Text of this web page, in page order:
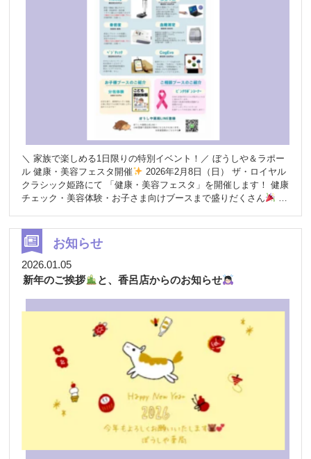
個人情報は残りません
笑顔の「数」や「時
間」だけをカウント お顔のデータを保存したり、誰かを特定した
りすることはありません。どうぞ安心して、いつも通り薬局をご
しや薬局は、地域の皆さまにとって「困ったときに相談できる場
所」「ほっとできる場所」でありたいと考えてきました。 Smiral
た方の笑顔が、そのまま社会貢献につながる 地域のWell-
being（心地よさ・安心感）の向上に寄与できる といった新たな
価値をお届けできると考えています。 薬局で生まれた笑顔が、ど
後は、笑顔データを通じた店舗ごとのコミュニケーション活性化
や、地域連携イベントでの活用なども検討しながら、薬局を起点
としたWell-beingづくりを、さらに広げていく予定です。 ぜひ、
いつものご来局の中でSmiral（スマイラル）を体験してみてくだ
さい
＼ 家族で楽しめる1日限りの特別イベント！／ ぼうしや＆ラポー
ル 健康・美容フェスタ開催
クラシック姫路にて 「健康・美容フェスタ」を開催します！ 健康
チェック・美容体験・お子さま向けブースまで盛りだくさん
「子どもと一緒に楽しめるイベントを探している」 そんな方にぴ
ったり
ご家族・ご友人と一緒に、ぜひお気軽にご来場くださ
い！ イベント概要 日時：2026年2月8日（日）10:00〜16:00 会
場：ザ・ロイヤルクラシック姫路 3階 ぺルルブラン （兵庫県姫路
（ストレスチェック付き） 骨密度測定 血糖測定 ベジチェック
（野菜摂取量チェック） CogEvo（認知機能チェック） ※一部有
料／年齢制限あり ※LINE登録で無料になる測定もあります
お子さまも大満足！ 薬剤師なりきり♪ 分包体験 白衣を着て、薬剤
師さんのお仕事体験！ 「楽しい！」と毎回大好評のキッズ向けブ
ースです。
美容・癒し・体験ブースも充実！ 耳つぼ体験
（Private Salon -HInA-） 話題の耳つぼがイベント特別価格で体験
ゃれウィッグ試着（For Days） 新しい自分に出会える無料試着体
お知らせ
2026.01.05
新年のご挨拶
と、香呂店からのお知らせ